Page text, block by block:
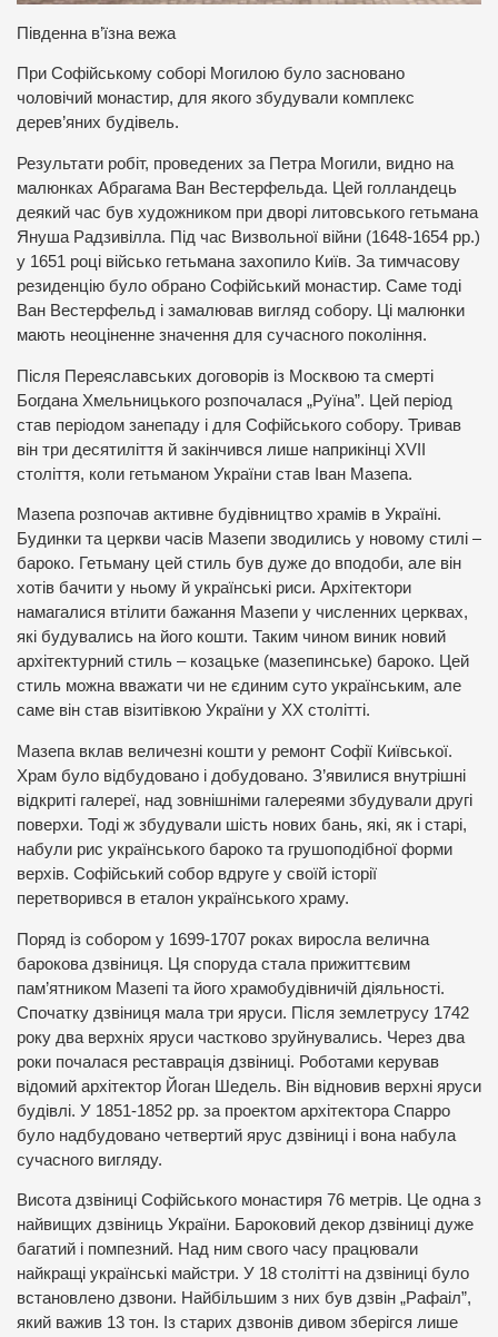
Південна в’їзна вежа
При Софійському соборі Могилою було засновано
чоловічий монастир, для якого збудували комплекс
дерев’яних будівель.
Результати робіт, проведених за Петра Могили, видно на
малюнках Абрагама Ван Вестерфельда. Цей голландець
деякий час був художником при дворі литовського гетьмана
Януша Радзивілла. Під час Визвольної війни (1648-1654 рр.)
у 1651 році військо гетьмана захопило Київ. За тимчасову
резиденцію було обрано Софійський монастир. Саме тоді
Ван Вестерфельд і замалював вигляд собору. Ці малюнки
мають неоціненне значення для сучасного покоління.
Після Переяславських договорів із Москвою та смерті
Богдана Хмельницького розпочалася „Руїна”. Цей період
став періодом занепаду і для Софійського собору. Тривав
він три десятиліття й закінчився лише наприкінці XVII
століття, коли гетьманом України став Іван Мазепа.
Мазепа розпочав активне будівництво храмів в Україні.
Будинки та церкви часів Мазепи зводились у новому стилі –
бароко. Гетьману цей стиль був дуже до вподоби, але він
хотів бачити у ньому й українські риси. Архітектори
намагалися втілити бажання Мазепи у численних церквах,
які будувались на його кошти. Таким чином виник новий
архітектурний стиль – козацьке (мазепинське) бароко. Цей
стиль можна вважати чи не єдиним суто українським, але
саме він став візитівкою України у ХХ столітті.
Мазепа вклав величезні кошти у ремонт Софії Київської.
Храм було відбудовано і добудовано. З’явилися внутрішні
відкриті галереї, над зовнішніми галереями збудували другі
поверхи. Тоді ж збудували шість нових бань, які, як і старі,
набули рис українського бароко та грушоподібної форми
верхів. Софійський собор вдруге у своїй історії
перетворився в еталон українського храму.
Поряд із собором у 1699-1707 роках виросла велична
барокова дзвіниця. Ця споруда стала прижиттєвим
пам’ятником Мазепі та його храмобудівничій діяльності.
Спочатку дзвіниця мала три яруси. Після землетрусу 1742
року два верхніх яруси частково зруйнувались. Через два
роки почалася реставрація дзвіниці. Роботами керував
відомий архітектор Йоган Шедель. Він відновив верхні яруси
будівлі. У 1851-1852 рр. за проектом архітектора Спарро
було надбудовано четвертий ярус дзвіниці і вона набула
сучасного вигляду.
Висота дзвіниці Софійського монастиря 76 метрів. Це одна з
найвищих дзвіниць України. Бароковий декор дзвіниці дуже
багатий і помпезний. Над ним свого часу працювали
найкращі українські майстри. У 18 столітті на дзвіниці було
встановлено дзвони. Найбільшим з них був дзвін „Рафаіл”,
який важив 13 тон. Із старих дзвонів дивом зберігся лише